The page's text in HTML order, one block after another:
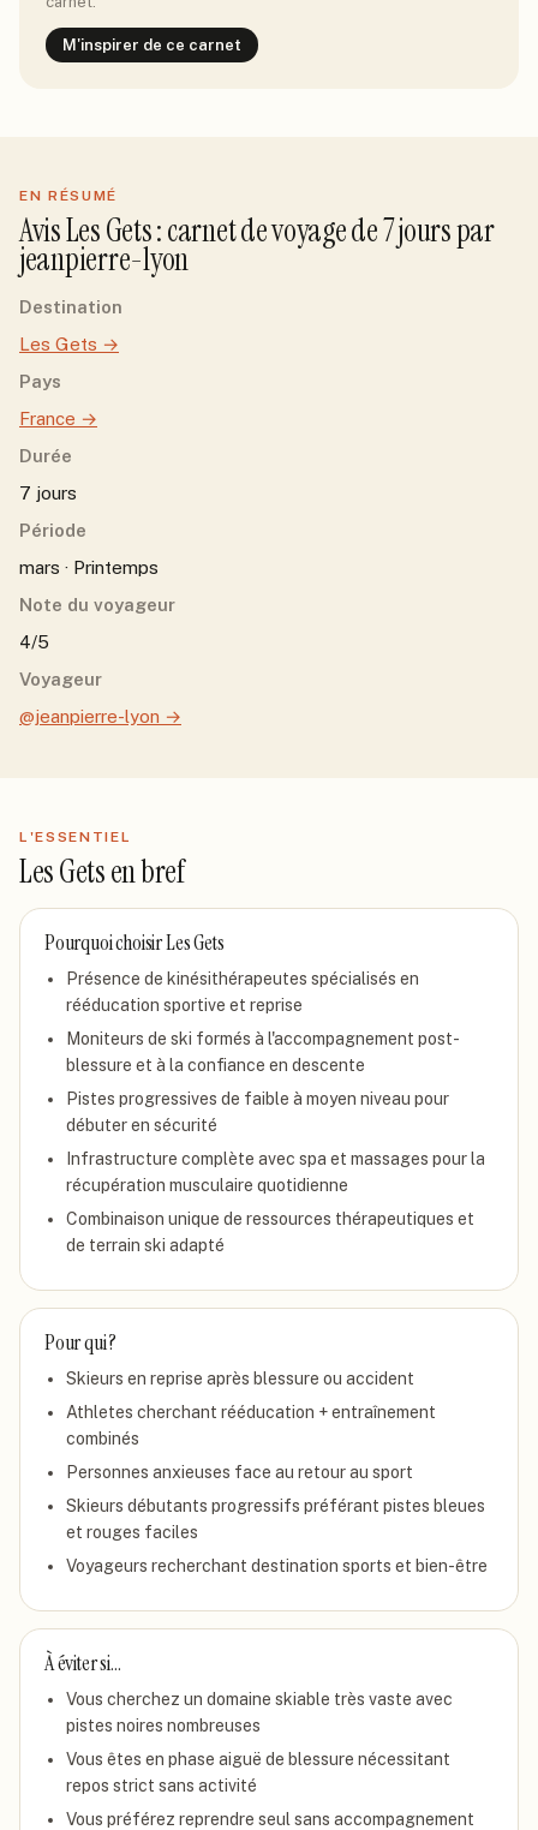
M'inspirer de ce carnet
EN RÉSUMÉ
AvisLes Gets: carnet de voyage de7jourspar
jeanpierre-lyon
Destination
Les Gets →
Pays
France →
Durée
7 jours
Période
mars · Printemps
Note du voyageur
4/5
Voyageur
@jeanpierre-lyon →
L'ESSENTIEL
Les Getsen bref
Pourquoi choisirLes Gets
Présence de kinésithérapeutes spécialisés en
rééducation sportive et reprise
Moniteurs de ski formés à l'accompagnement post-
blessure et à la confiance en descente
Pistes progressives de faible à moyen niveau pour
débuter en sécurité
Infrastructure complète avec spa et massages pour la
récupération musculaire quotidienne
Combinaison unique de ressources thérapeutiques et
de terrain ski adapté
Pour qui ?
Skieurs en reprise après blessure ou accident
Athletes cherchant rééducation + entraînement
combinés
Personnes anxieuses face au retour au sport
Skieurs débutants progressifs préférant pistes bleues
et rouges faciles
Voyageurs recherchant destination sports et bien-être
À éviter si…
Vous cherchez un domaine skiable très vaste avec
pistes noires nombreuses
Vous êtes en phase aiguë de blessure nécessitant
repos strict sans activité
Vous préférez reprendre seul sans accompagnement